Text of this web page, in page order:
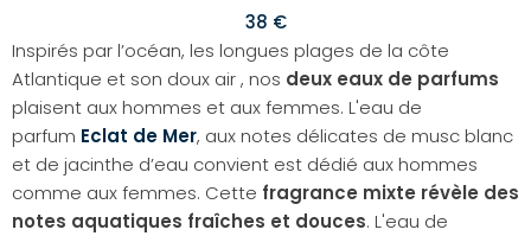
Inspirés par l’océan, les longues plages de la côte
Atlantique et son doux air , nos deux eaux de parfums
plaisent aux hommes et aux femmes. L'eau de
parfum Eclat de Mer, aux notes délicates de musc blanc
et de jacinthe d’eau convient est dédié aux hommes
comme aux femmes. Cette fragrance mixte révèle des
notes aquatiques fraîches et douces. L'eau de
38 €